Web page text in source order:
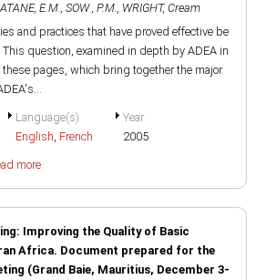
E.M., SOW , P.M., WRIGHT, Cream
and practices that have proved effective be
question, examined in depth by ADEA in
pages, which bring together the major
Language(s)
English, French
Year
2005
more
Improving the Quality of Basic
Africa. Document prepared for the
(Grand Baie, Mauritius, December 3-